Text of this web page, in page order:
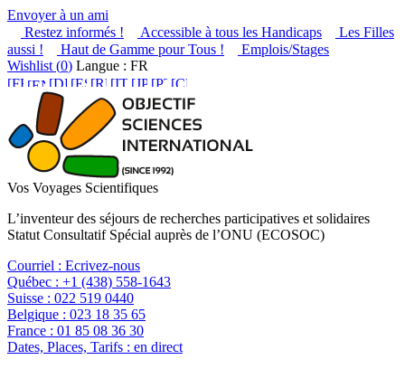
Envoyer à un ami
Restez informés !
Accessible à tous les Handicaps
Les Filles
aussi !
Haut de Gamme pour Tous !
Emplois/Stages
Wishlist (0) Langue : FR
Vos Voyages Scientifiques
L’inventeur des séjours de recherches participatives et solidaires
Statut Consultatif Spécial auprès de l’ONU (ECOSOC)
Courriel : Ecrivez-nous
Québec : +1 (438) 558-1643
Suisse : 022 519 0440
Belgique : 023 18 35 65
France : 01 85 08 36 30
Dates, Places, Tarifs : en direct